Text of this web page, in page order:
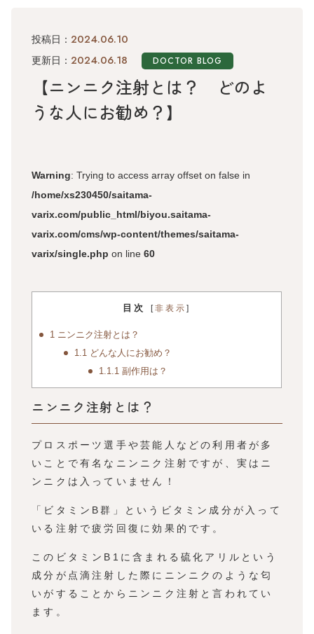
投稿日： 2024.06.10
更新日： 2024.06.18 DOCTOR BLOG
【ニンニク注射とは？ どのよ
うな人にお勧め？】
Warning: Trying to access array offset on false in
/home/xs230450/saitama-
varix.com/public_html/biyou.saitama-
varix.com/cms/wp-content/themes/saitama-
varix/single.php on line60
目次 [非表示 ]
1 ニンニク注射とは？
1.1 どんな人にお勧め？
1.1.1副作用は？
ニンニク注射とは？
プロスポーツ選手や芸能人などの利用者が多
いことで有名なニンニク注射ですが、実はニ
ンニクは入っていません！
「ビタミンB群」というビタミン成分が入って
いる注射で疲労回復に効果的です。
このビタミンB1に含まれる硫化アリルという
成分が点滴注射した際にニンニクのような匂
いがすることからニンニク注射と言われてい
ます。